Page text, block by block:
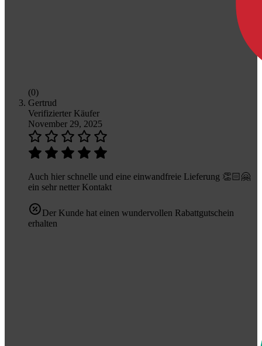
(0)
Gertrud
Verifizierter Käufer
November 29, 2025
Auch hier schnelle und eine einwandfreie Lieferung 👏🏻🤗
ein sehr netter Kontakt
Der Kunde hat einen wundervollen Rabattgutschein
erhalten